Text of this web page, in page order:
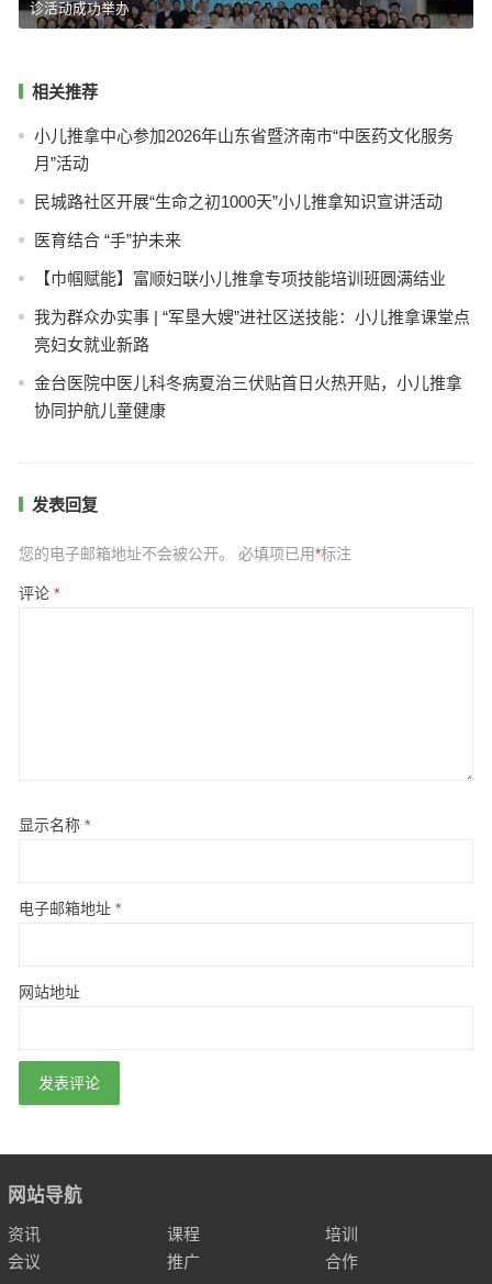
诊活动成功举办
相关推荐
小儿推拿中心参加2026年山东省暨济南市“中医药文化服务
月”活动
民城路社区开展“生命之初1000天”小儿推拿知识宣讲活动
医育结合 “手”护未来
【巾帼赋能】富顺妇联小儿推拿专项技能培训班圆满结业
我为群众办实事 | “军垦大嫂”进社区送技能：小儿推拿课堂点
亮妇女就业新路
金台医院中医儿科冬病夏治三伏贴首日火热开贴，小儿推拿
协同护航儿童健康
发表回复
您的电子邮箱地址不会被公开。 必填项已用*标注
评论 *
显示名称 *
电子邮箱地址 *
网站地址
网站导航
资讯 课程
培训
会议
推广 合作